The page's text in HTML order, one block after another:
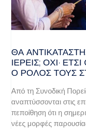
ΘΑ
ΙΕΡΕΊΣ; ΌΧΙ·
Ο ΡΌΛΟΣ ΤΟΥΣ
Από τη Συνοδική
αναπτύσσονται στις
πεποίθηση ότι η
νέες μορφές